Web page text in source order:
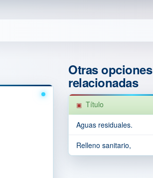
Otras opciones
relacionadas
Título
Aguas residuales.
Relleno sanitario,